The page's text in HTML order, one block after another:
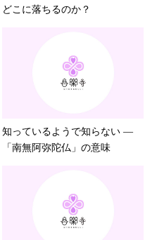
どこに落ちるのか？
知っているようで知らない ―
「南無阿弥陀仏」の意味